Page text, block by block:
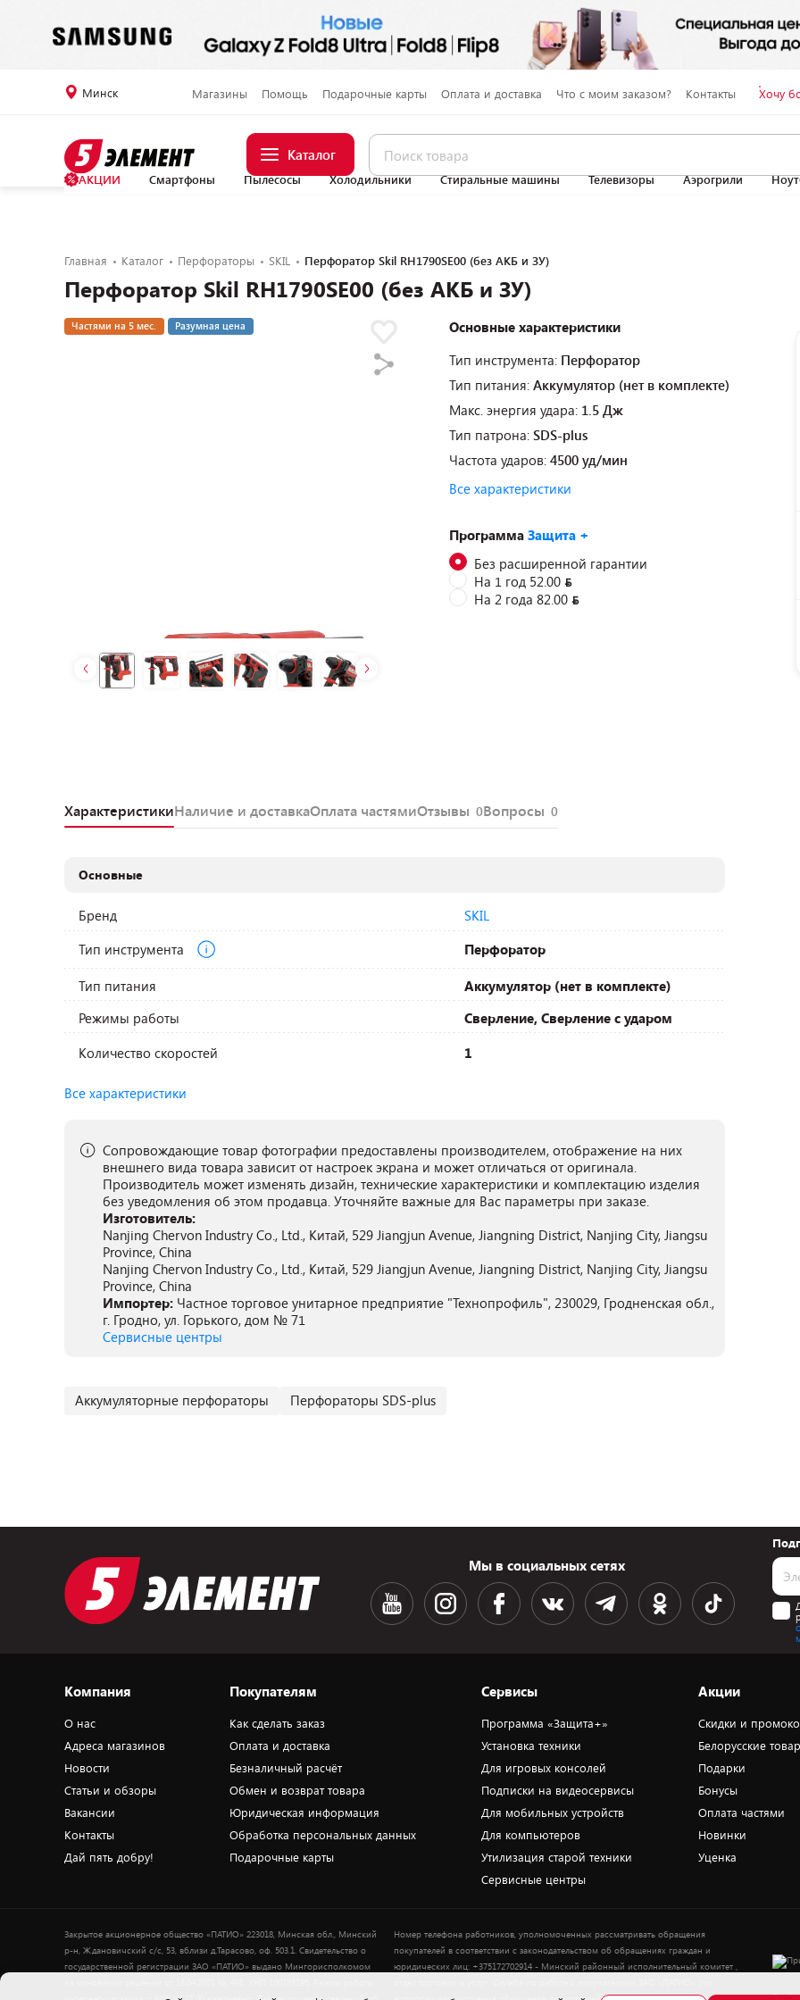
Минск Магазины Помощь Подарочные карты Оплата и доставка Что с моим заказом? Контакты Хочу
Каталог
АКЦИИ Смартфоны Пылесосы Холодильники Стиральные машины Телевизоры Аэрогрили
Главная Каталог Перфораторы SKIL Перфоратор Skil RH1790SE00 (без АКБ и ЗУ)
Перфоратор Skil RH1790SE00 (без АКБ и ЗУ)
Частями на 5 мес. Разумная цена
Основные характеристики
Тип инструмента: Перфоратор
Тип питания: Аккумулятор (нет в комплекте)
Макс. энергия удара: 1.5 Дж
Тип патрона: SDS-plus
Частота ударов: 4500 уд/мин
Все характеристики
Программа Защита +
Без расширенной гарантии
На 1 год 52.00
На 2 года 82.00
ХарактеристикиНаличие и доставкаОплата частямиОтзывы 0Вопросы 0
Основные
Бренд
SKIL
Тип инструмента
Перфоратор
Тип питания
Аккумулятор (нет в комплекте)
Режимы работы
Сверление, Сверление с ударом
Количество скоростей
1
Все характеристики
Сопровождающие товар фотографии предоставлены производителем, отображение на них
внешнего вида товара зависит от настроек экрана и может отличаться от оригинала.
Производитель может изменять дизайн, технические характеристики и комплектацию изделия
без уведомления об этом продавца. Уточняйте важные для Вас параметры при заказе.
Изготовитель:
Nanjing Chervon Industry Co., Ltd., Китай, 529 Jiangjun Avenue, Jiangning District, Nanjing City, Jiangsu
Province, China
Nanjing Chervon Industry Co., Ltd., Китай, 529 Jiangjun Avenue, Jiangning District, Nanjing City, Jiangsu
Province, China
Импортер: Частное торговое унитарное предприятие "Технопрофиль", 230029, Гродненская обл.,
г. Гродно, ул. Горького, дом № 71
Сервисные центры
Аккумуляторные перфораторы Перфораторы SDS-plus
Мы в социальных сетях
Компания
О нас
Адреса магазинов
Новости
Статьи и обзоры
Вакансии
Контакты
Дай пять добру!
Покупателям
Как сделать заказ
Оплата и доставка
Безналичный расчёт
Обмен и возврат товара
Юридическая информация
Обработка персональных данных
Подарочные карты
Сервисы
Программа «Защита+»
Установка техники
Для игровых консолей
Подписки на видеосервисы
Для мобильных устройств
Для компьютеров
Утилизация старой техники
Сервисные центры
Акции
Скидки и
Белорусские
Подарки
Бонусы
Оплата частями
Новинки
Уценка
Закрытое акционерное общество «ПАТИО» 223018, Минская обл., Минский
р-н, Ждановичский с/с, 53, вблизи д.Тарасово, оф. 503.1. Свидетельство о
государственной регистрации ЗАО «ПАТИО» выдано Мингорисполкомом
Номер телефона работников, уполномоченных рассматривать обращения
покупателей в соответствии с законодательством об обращениях граждан и
юридических лиц: +375172702914 - Минский районный исполнительный комитет ,